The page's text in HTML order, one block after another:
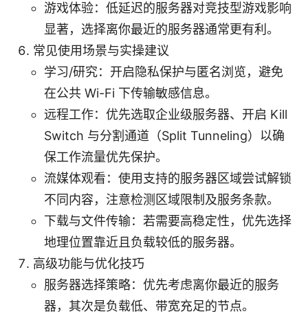
游戏体验：低延迟的服务器对竞技型游戏影响
显著，选择离你最近的服务器通常更有利。
常见使用场景与实操建议
学习/研究：开启隐私保护与匿名浏览，避免
在公共 Wi-Fi 下传输敏感信息。
远程工作：优先选取企业级服务器、开启 Kill
Switch 与分割通道（Split Tunneling）以确
保工作流量优先保护。
流媒体观看：使用支持的服务器区域尝试解锁
不同内容，注意检测区域限制及服务条款。
下载与文件传输：若需要高稳定性，优先选择
地理位置靠近且负载较低的服务器。
高级功能与优化技巧
服务器选择策略：优先考虑离你最近的服务
器，其次是负载低、带宽充足的节点。